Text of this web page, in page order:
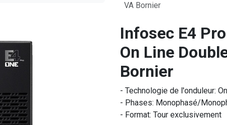
VA Bornier
Infosec E4
On Line
Bornier
- Technologie de l'onduleur:
- Phases: Monophasé/
- Format: Tour exclusivement